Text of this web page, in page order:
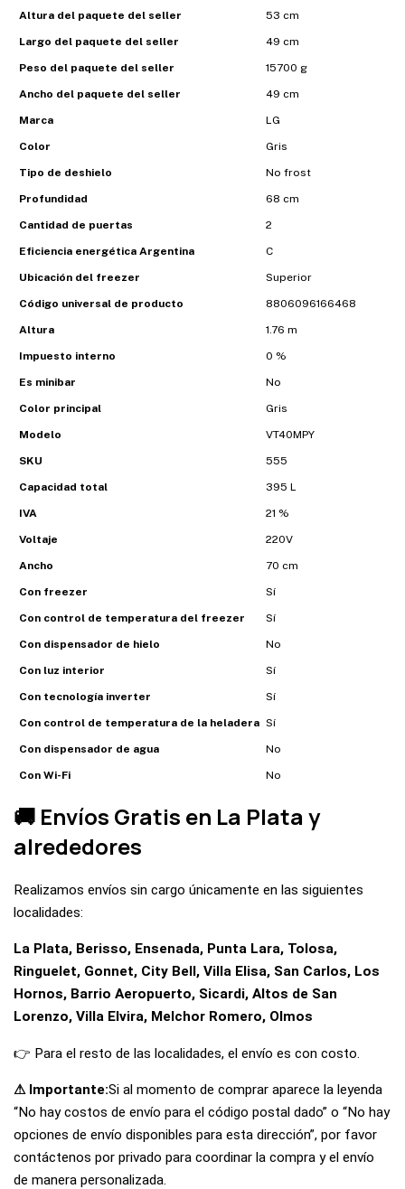
Altura del paquete del seller 53 cm
Largo del paquete del seller 49 cm
Peso del paquete del seller 15700 g
Ancho del paquete del seller 49 cm
Marca LG
Color Gris
Tipo de deshielo No frost
Profundidad 68 cm
Cantidad de puertas 2
Eficiencia energética Argentina C
Ubicación del freezer Superior
Código universal de producto 8806096166468
Altura 1.76 m
Impuesto interno 0 %
Es minibar No
Color principal Gris
Modelo VT40MPY
SKU 555
Capacidad total 395 L
IVA 21 %
Voltaje 220V
Ancho 70 cm
Con freezer Sí
Con control de temperatura del freezer Sí
Con dispensador de hielo No
Con luz interior Sí
Con tecnología inverter Sí
Con control de temperatura de la heladera Sí
Con dispensador de agua No
Con Wi-Fi No
🚚 Envíos Gratis en La Plata y
alrededores
Realizamos envíos sin cargo únicamente en las siguientes
localidades:
La Plata, Berisso, Ensenada, Punta Lara, Tolosa,
Ringuelet, Gonnet, City Bell, Villa Elisa, San Carlos, Los
Hornos, Barrio Aeropuerto, Sicardi, Altos de San
Lorenzo, Villa Elvira, Melchor Romero, Olmos
👉 Para el resto de las localidades, el envío es con costo.
⚠ Importante:Si al momento de comprar aparece la leyenda
“No hay costos de envío para el código postal dado” o “No hay
opciones de envío disponibles para esta dirección”, por favor
contáctenos por privado para coordinar la compra y el envío
de manera personalizada.